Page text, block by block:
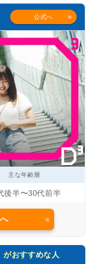
公式へ
主な年齢層
後半〜30代前半
がおすすめな人